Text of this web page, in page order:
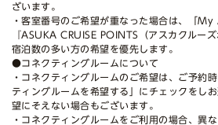
ざいます。
・客室番号のご希望が重なった場合は、「
『ASUKA CRUISE POINTS（アスカクルー
宿泊数の多い方の希望を優先します。
●コネクティングルームについて
・コネクティングルームのご希望は、ご予約
ティングルームを希望する」にチェックをし
望にそえない場合もございます。
・コネクティングルームをご利用の場合、異